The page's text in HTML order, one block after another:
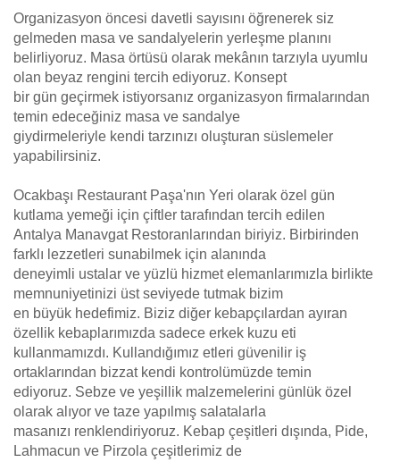
Organizasyon öncesi davetli sayısını öğrenerek siz
gelmeden masa ve sandalyelerin yerleşme planını
belirliyoruz. Masa örtüsü olarak mekânın tarzıyla uyumlu
olan beyaz rengini tercih ediyoruz. Konsept
bir gün geçirmek istiyorsanız organizasyon firmalarından
temin edeceğiniz masa ve sandalye
giydirmeleriyle kendi tarzınızı oluşturan süslemeler
yapabilirsiniz.
Ocakbaşı Restaurant Paşa'nın Yeri olarak özel gün
kutlama yemeği için çiftler tarafından tercih edilen
Antalya Manavgat Restoranlarından biriyiz. Birbirinden
farklı lezzetleri sunabilmek için alanında
deneyimli ustalar ve yüzlü hizmet elemanlarımızla birlikte
memnuniyetinizi üst seviyede tutmak bizim
en büyük hedefimiz. Biziz diğer kebapçılardan ayıran
özellik kebaplarımızda sadece erkek kuzu eti
kullanmamızdı. Kullandığımız etleri güvenilir iş
ortaklarından bizzat kendi kontrolümüzde temin
ediyoruz. Sebze ve yeşillik malzemelerini günlük özel
olarak alıyor ve taze yapılmış salatalarla
masanızı renklendiriyoruz. Kebap çeşitleri dışında, Pide,
Lahmacun ve Pirzola çeşitlerimiz de